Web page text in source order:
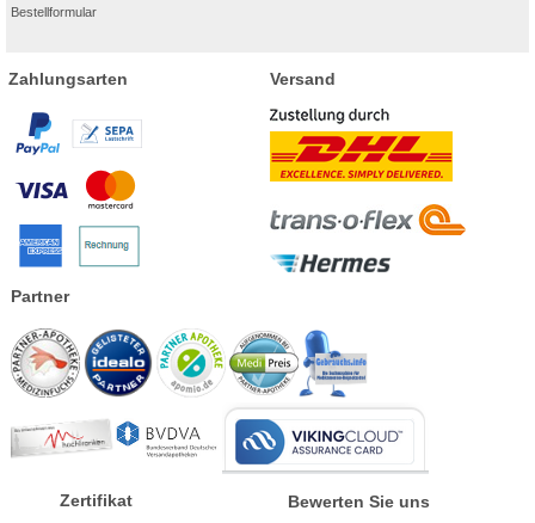
Bestellformular
Zahlungsarten Versand
Partner
Zertifikat Bewerten Sie uns